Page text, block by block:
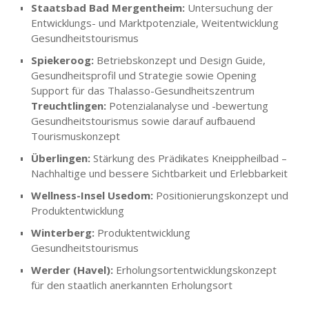
Staatsbad Bad Mergentheim: Untersuchung der
Entwicklungs- und Marktpotenziale, Weitentwicklung
Gesundheitstourismus
Spiekeroog: Betriebskonzept und Design Guide,
Gesundheitsprofil und Strategie sowie Opening
Support für das Thalasso-Gesundheitszentrum
Treuchtlingen: Potenzialanalyse und -bewertung
Gesundheitstourismus sowie darauf aufbauend
Tourismuskonzept
Überlingen: Stärkung des Prädikates Kneippheilbad –
Nachhaltige und bessere Sichtbarkeit und Erlebbarkeit
Wellness-Insel Usedom: Positionierungskonzept und
Produktentwicklung
Winterberg: Produktentwicklung
Gesundheitstourismus
Werder (Havel): Erholungsortentwicklungskonzept
für den staatlich anerkannten Erholungsort